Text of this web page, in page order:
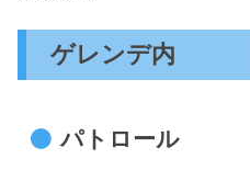
ゲレンデ内
パトロール